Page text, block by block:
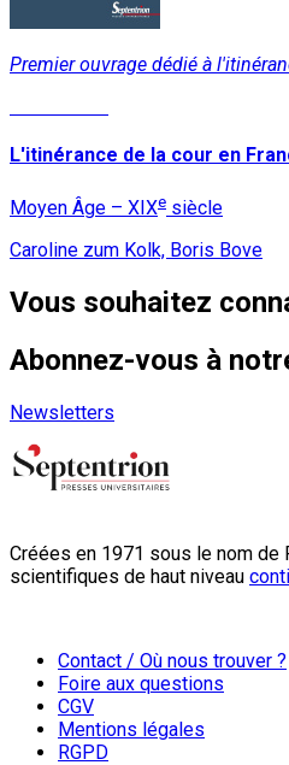
Premier ouvrage dédié à
L'itinérance de la cour en
Moyen Âge – XIXe siècle
Caroline zum Kolk, Boris Bove
Vous souhaitez
Abonnez-vous à
Newsletters
Créées en 1971 sous le nom
scientifiques de haut niveau
Contact / Où nous trouver ?
Foire aux questions
CGV
Mentions légales
RGPD